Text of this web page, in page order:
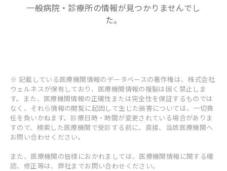
一般病院・診療所の情報が見つかりませんでし
た。
※ 記載している医療機関情報のデータベースの著作権は、株式会社
ウェルネスが保有しており、医療機関情報の複製は固く禁止しま
す。また、医療機関情報の正確性または完全性を保証するものでは
なく、それら情報の閲覧に起因して生じた損害については、一切責
任を負いかねます。診療日時・時間が変更されている場合がありま
すので、検索した医療機関で受診する前に、直接、当該医療機関へ
お問い合わせください。
また、医療機関の皆様におかれましては、医療機関情報に関する確
認、修正等は、弊社までお問い合わせください。